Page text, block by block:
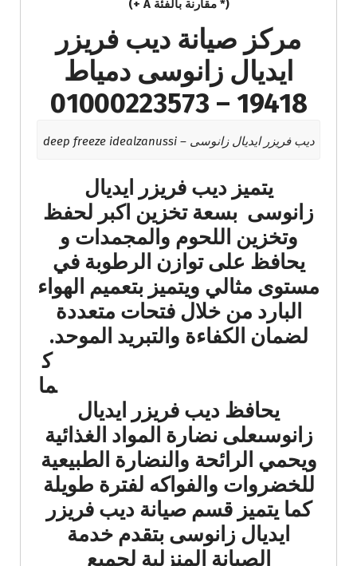
(* مقارنة بالفئة A +)
مركز صيانة ديب فريزر
ايديال زانوسى دمياط
19418 – 01000223573
ديب فريزر ايديال زانوسى – deep freeze idealzanussi
يتميز ديب فريزر ايديال
زانوسى بسعة تخزين اكبر لحفظ
وتخزين اللحوم والمجمدات و
يحافظ على توازن الرطوبة في
مستوى مثالي ويتميز بتعميم الهواء
البارد من خلال فتحات متعددة
لضمان الكفاءة والتبريد الموحد.
ك
ما
يحافظ ديب فريزر ايديال
زانوسىعلى نضارة المواد الغذائية
ويحمي الرائحة والنضارة الطبيعية
للخضروات والفواكه لفترة طويلة
كما يتميز قسم صيانة ديب فريزر
ايديال زانوسى بتقدم خدمة
الصيانة المنزلية لجميع